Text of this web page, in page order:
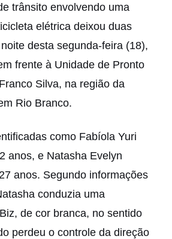
trânsito envolvendo uma
elétrica deixou duas
desta segunda-feira (18),
frente à Unidade de Pronto
Silva, na região da
Rio Branco.
como Fabíola Yuri
anos, e Natasha Evelyn
anos. Segundo informações
conduzia uma
de cor branca, no sentido
perdeu o controle da direção